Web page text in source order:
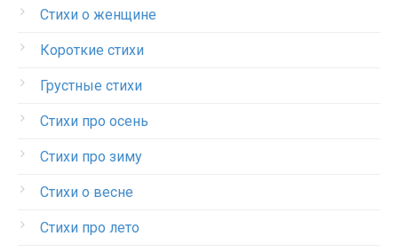
Стихи о женщине
Короткие стихи
Грустные стихи
Стихи про осень
Стихи про зиму
Стихи о весне
Стихи про лето